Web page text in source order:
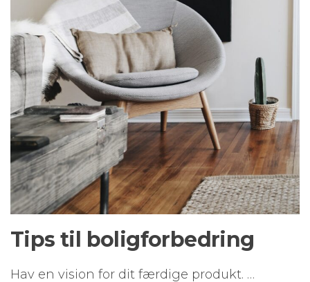
Tips til boligforbedring
Hav en vision for dit færdige produkt. …